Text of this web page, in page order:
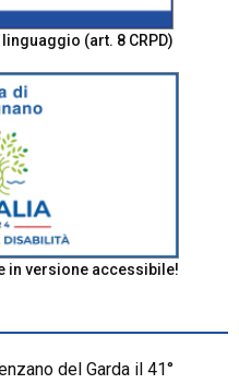
(art. 8 CRPD)
in versione accessibile!
del Garda il 41°